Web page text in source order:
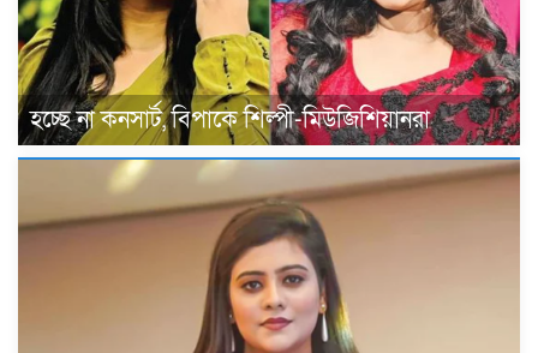
হচ্ছে না কনসার্ট, বিপাকে শিল্পী-মিউজিশিয়ানরা